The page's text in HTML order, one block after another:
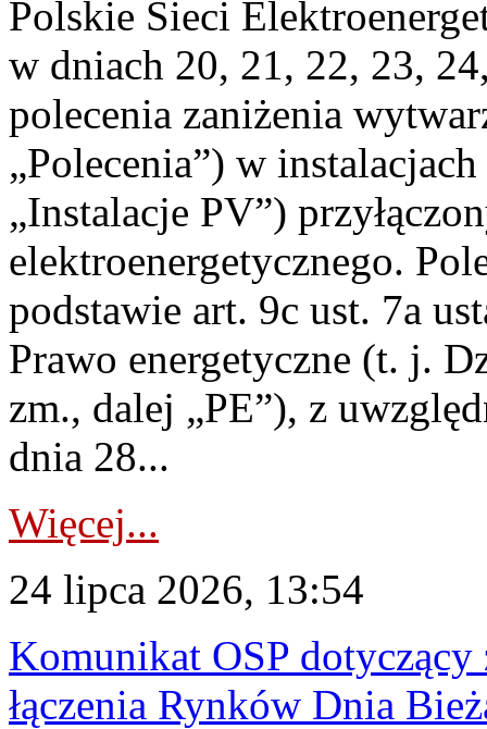
Polskie Sieci
w dniach 20, 21, 22, 23,
polecenia zaniżenia
„Polecenia”) w
„Instalacje PV”)
elektroenergetycznego.
podstawie art. 9c ust. 7a
Prawo energetyczne (t. j.
zm., dalej „PE”), z
dnia 28...
Więcej...
24 lipca 2026, 13:54
Komunikat OSP dotyczący
łączenia Rynków Dnia